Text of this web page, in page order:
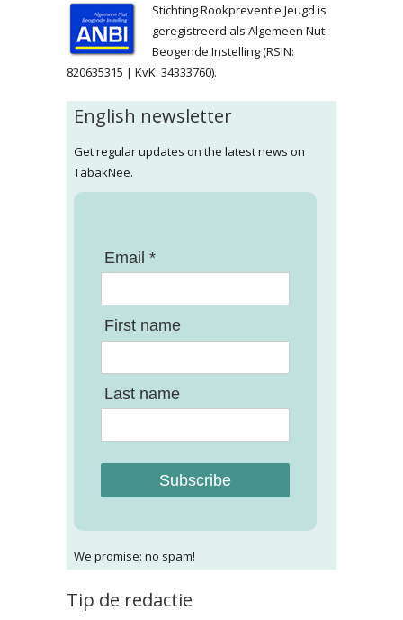
Stichting Rookpreventie Jeugd is
geregistreerd als Algemeen Nut
Beogende Instelling (RSIN:
820635315 | KvK: 34333760).
English newsletter
Get regular updates on the latest news on
TabakNee.
Email *
First name
Last name
Subscribe
We promise: no spam!
Tip de redactie